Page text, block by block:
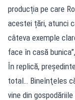
producția pe care
acestei țări, atunci
câteva exemple
face în casă
În replică,
total… Bineînţeles
vine din